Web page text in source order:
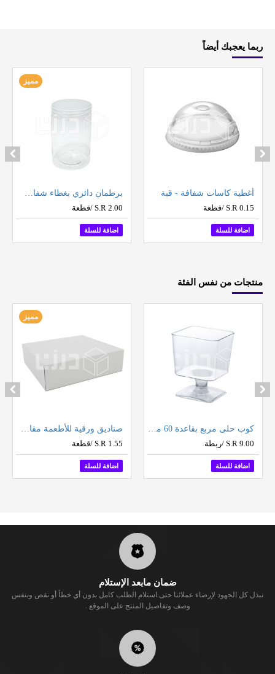
ربما يعجبك أيضاً
أغطية كاسات شفافة - قبة
S.R 0.15 /قطعة
اضافة للسلة
مميز
برطمان دائري بغطاء شفاف - مقاسات متعددة (نص درزن 6 حبات بالشدة)
S.R 2.00 /قطعة
اضافة للسلة
منتجات من نفس الفئة
كوب حلى مربع بقاعدة 60 مل (12 حبة بالشدة)
S.R 9.00 /ربطة
اضافة للسلة
مميز
صناديق ورقية للأطعمة مقاس 30 سم
S.R 1.55 /قطعة
اضافة للسلة
ضمان مابعد الإستلام
نبذل كل الجهود لإرضاء عملائنا حتى استلام الطلب كامل بدون أي خطأ أو نقص وبنفس
وصف وتفاصيل المنتج على الموقع .